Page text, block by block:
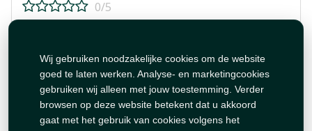
Wij gebruiken noodzakelijke cookies om de website
goed te laten werken. Analyse- en marketingcookies
gebruiken wij alleen met jouw toestemming. Verder
browsen op deze website betekent dat u akkoord
gaat met het gebruik van cookies volgens het
0/5